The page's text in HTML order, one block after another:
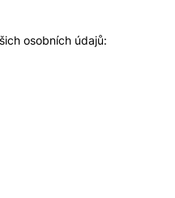
osobních údajů: